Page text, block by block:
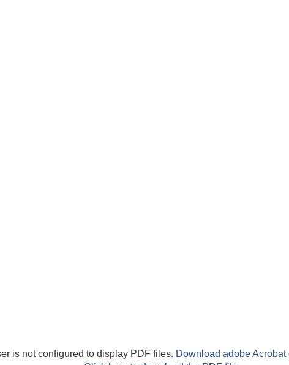
is not configured to display PDF files. Download adobe Acrobat